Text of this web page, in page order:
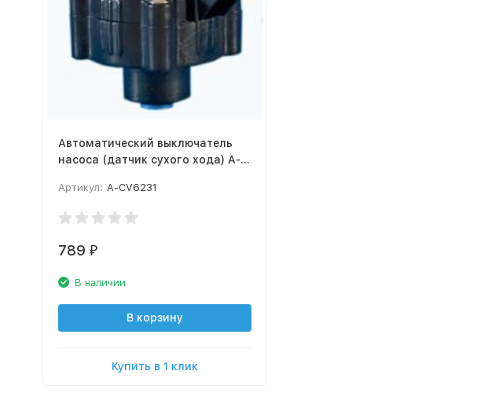
Автоматический выключатель
насоса (датчик сухого хода) A-
Артикул: A-CV6231
789 ₽
В наличии
В корзину
Купить в 1 клик